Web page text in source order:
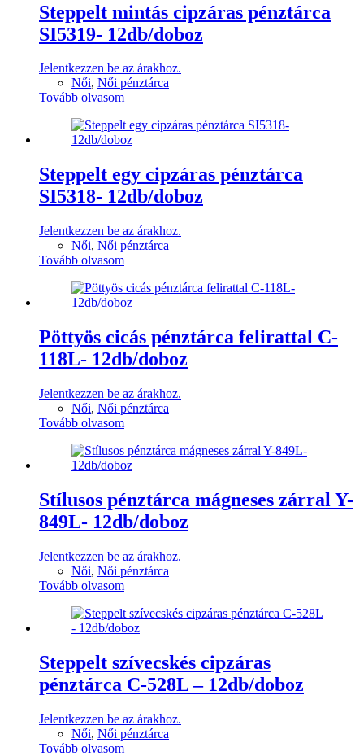
Steppelt mintás cipzáras pénztárca
SI5319- 12db/doboz
Jelentkezzen be az árakhoz.
Női, Női pénztárca
Tovább olvasom
Steppelt egy cipzáras pénztárca
SI5318- 12db/doboz
Jelentkezzen be az árakhoz.
Női, Női pénztárca
Tovább olvasom
Pöttyös cicás pénztárca felirattal C-
118L- 12db/doboz
Jelentkezzen be az árakhoz.
Női, Női pénztárca
Tovább olvasom
Stílusos pénztárca mágneses zárral Y-
849L- 12db/doboz
Jelentkezzen be az árakhoz.
Női, Női pénztárca
Tovább olvasom
Steppelt szívecskés cipzáras
pénztárca C-528L – 12db/doboz
Jelentkezzen be az árakhoz.
Női, Női pénztárca
Tovább olvasom